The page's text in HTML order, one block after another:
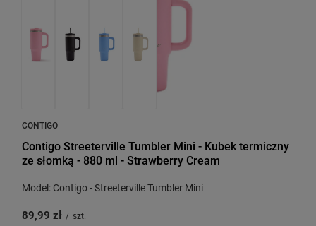
CONTIGO
Contigo Streeterville Tumbler Mini - Kubek termiczny
ze słomką - 880 ml - Strawberry Cream
Model: Contigo - Streeterville Tumbler Mini
89,99 zł / szt.